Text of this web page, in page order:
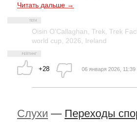
Читать дальше →
Oisin O'Callaghan Trek Trek
world cup
2026 Ireland
+28 06 января 2026, 11:39
Слухи — Переходы